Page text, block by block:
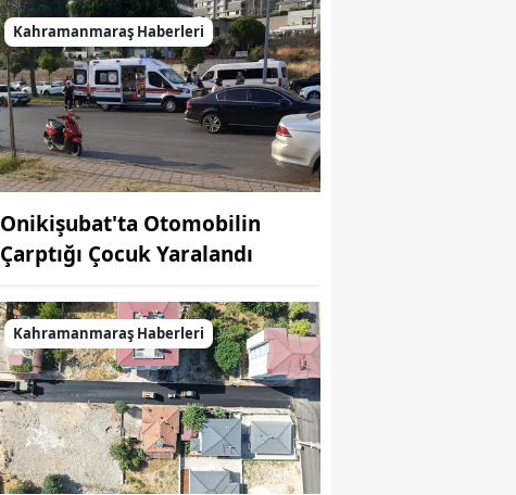
Kahramanmaraş Haberleri
Onikişubat'ta Otomobilin
Çarptığı Çocuk Yaralandı
Kahramanmaraş Haberleri